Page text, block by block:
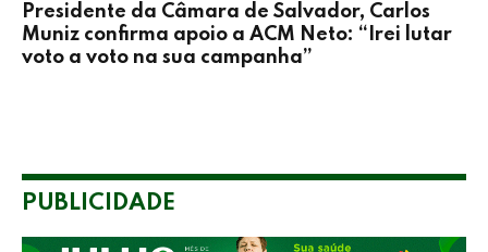
Presidente da Câmara de Salvador, Carlos
Muniz confirma apoio a ACM Neto: “Irei lutar
voto a voto na sua campanha”
PUBLICIDADE